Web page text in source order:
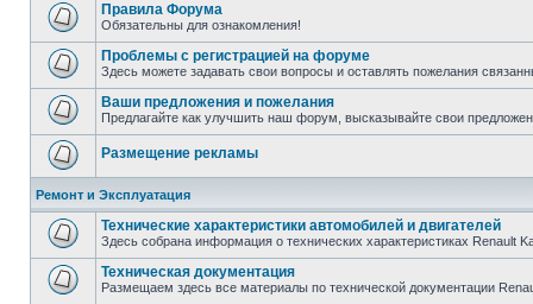
Правила Форума
Обязательны для ознакомления!
Проблемы с регистрацией на форуме
Здесь можете задавать свои вопросы и оставлять пожелания
Ваши предложения и пожелания
Предлагайте как улучшить наш форум, высказывайте свои
Размещение рекламы
Ремонт и Эксплуатация
Технические характеристики автомобилей и двигателей
Здесь собрана информация о технических характеристиках Renault
Техническая документация
Размещаем здесь все материалы по технической документации